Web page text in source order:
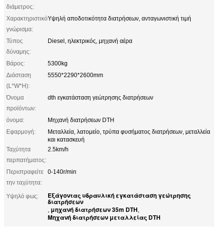
διάμετρος:
Χαρακτηριστικό
γνώρισμα:
Υψηλή αποδοτικότητα διατρήσεων, ανταγωνιστική τιμή
Τύπος
δύναμης:
Diesel, ηλεκτρικός, μηχανή αέρα
Βάρος:
5300kg
Διάσταση
(L*W*H):
5550*2290*2600mm
Όνομα
προϊόντων:
dth εγκατάσταση γεώτρησης διατρήσεων
όνομα:
Μηχανή διατρήσεων DTH
Εφαρμογή:
Μεταλλεία, λατομείο, τρύπα φυσήματος διατρήσεων, μεταλλεία
και κατασκευή
Ταχύτητα
περπατήματος:
2.5km/h
Περιστραφείτε
την ταχύτητα:
0-140r/min
Υψηλό φως: Εξάγοντας υδραυλική εγκατάσταση γεώτρησης
διατρήσεων
, μηχανή διατρήσεων 35m DTH,
Μηχανή διατρήσεων μεταλλείας DTH